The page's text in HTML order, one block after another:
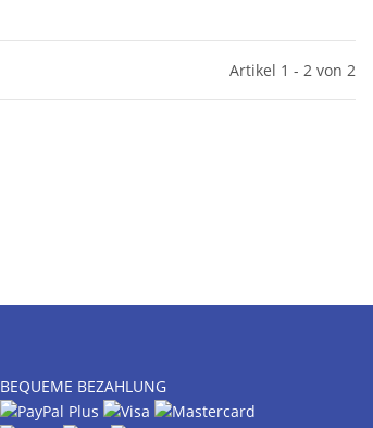
Artikel 1 - 2 von 2
BEQUEME BEZAHLUNG